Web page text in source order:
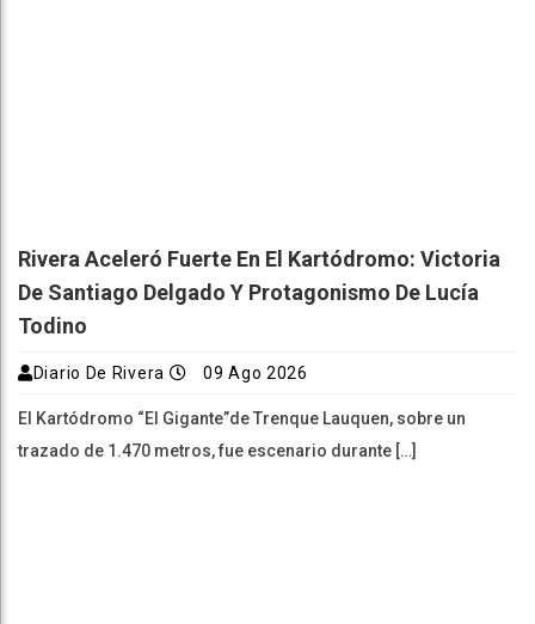
Rivera Aceleró Fuerte En El Kartódromo: Victoria
De Santiago Delgado Y Protagonismo De Lucía
Todino
Diario De Rivera 09 Ago 2026
El Kartódromo “El Gigante”de Trenque Lauquen, sobre un
trazado de 1.470 metros, fue escenario durante […]